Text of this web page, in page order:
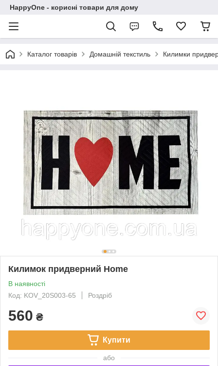
HappyOne - корисні товари для дому
Каталог товарів Домашній текстиль Килимки
Килимок придверний Home
В наявності
Код: KOV_20S003-65
Роздріб
560 ₴
Купити
або